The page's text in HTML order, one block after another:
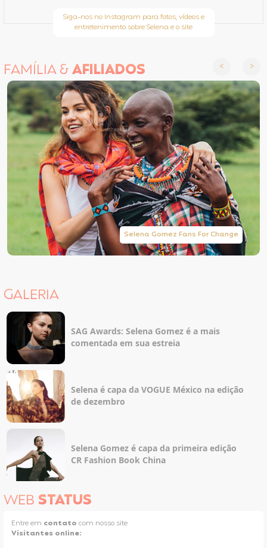
Siga-nos no Instagram para fotos, vídeos e
entretenimento sobre Selena e o site
FAMÍLIA &AFILIADOS
Selena Gomez Fans For Change
GALERIA
SAG Awards: Selena Gomez é a mais
comentada em sua estreia
Selena é capa da VOGUE México na edição
de dezembro
Selena Gomez é capa da primeira edição
CR Fashion Book China
WEB STATUS
Entre em contato com nosso site
Visitantes online: